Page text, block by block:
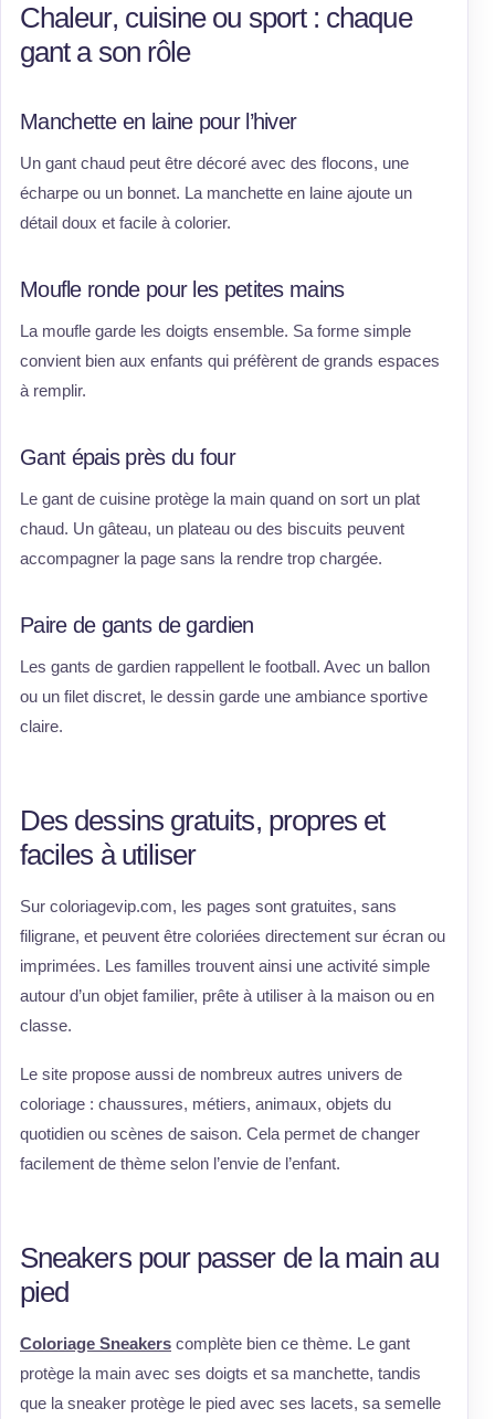
Chaleur, cuisine ou sport : chaque
gant a son rôle
Manchette en laine pour l’hiver
Un gant chaud peut être décoré avec des flocons, une
écharpe ou un bonnet. La manchette en laine ajoute un
détail doux et facile à colorier.
Moufle ronde pour les petites mains
La moufle garde les doigts ensemble. Sa forme simple
convient bien aux enfants qui préfèrent de grands espaces
à remplir.
Gant épais près du four
Le gant de cuisine protège la main quand on sort un plat
chaud. Un gâteau, un plateau ou des biscuits peuvent
accompagner la page sans la rendre trop chargée.
Paire de gants de gardien
Les gants de gardien rappellent le football. Avec un ballon
ou un filet discret, le dessin garde une ambiance sportive
claire.
Des dessins gratuits, propres et
faciles à utiliser
Sur coloriagevip.com, les pages sont gratuites, sans
filigrane, et peuvent être coloriées directement sur écran ou
imprimées. Les familles trouvent ainsi une activité simple
autour d’un objet familier, prête à utiliser à la maison ou en
classe.
Le site propose aussi de nombreux autres univers de
coloriage : chaussures, métiers, animaux, objets du
quotidien ou scènes de saison. Cela permet de changer
facilement de thème selon l’envie de l’enfant.
Sneakers pour passer de la main au
pied
Coloriage Sneakers complète bien ce thème. Le gant
protège la main avec ses doigts et sa manchette, tandis
que la sneaker protège le pied avec ses lacets, sa semelle